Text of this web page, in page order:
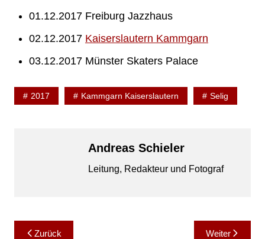
01.12.2017 Freiburg Jazzhaus
02.12.2017 Kaiserslautern Kammgarn
03.12.2017 Münster Skaters Palace
2017 Kammgarn Kaiserslautern Selig
Andreas Schieler
Leitung, Redakteur und Fotograf
Beitragsnavigation
Zurück Weiter